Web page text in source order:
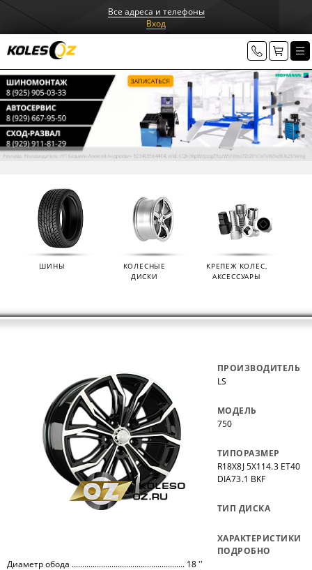
Все адреса и телефоны
Вход
ШИНЫ
КОЛЕСНЫЕ
ДИСКИ
КРЕПЕЖ КОЛЕС,
АКСЕССУАРЫ
ПРОИЗВОДИТЕЛЬ
LS
МОДЕЛЬ
750
ТИПОРАЗМЕР
R18X8J 5X114.3 ET40
DIA73.1 BKF
ТИП ДИСКА
ХАРАКТЕРИСТИКИ
ПОДРОБНО
Диаметр обода ...................................................... 18 ''